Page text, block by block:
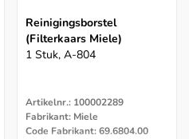
Reinigingsborstel
(filterkaars Miele)
1 Stuk, A-804
Artikelnr.: 100002289
Fabrikant: Miele
Code Fabrikant: 69.6804.00